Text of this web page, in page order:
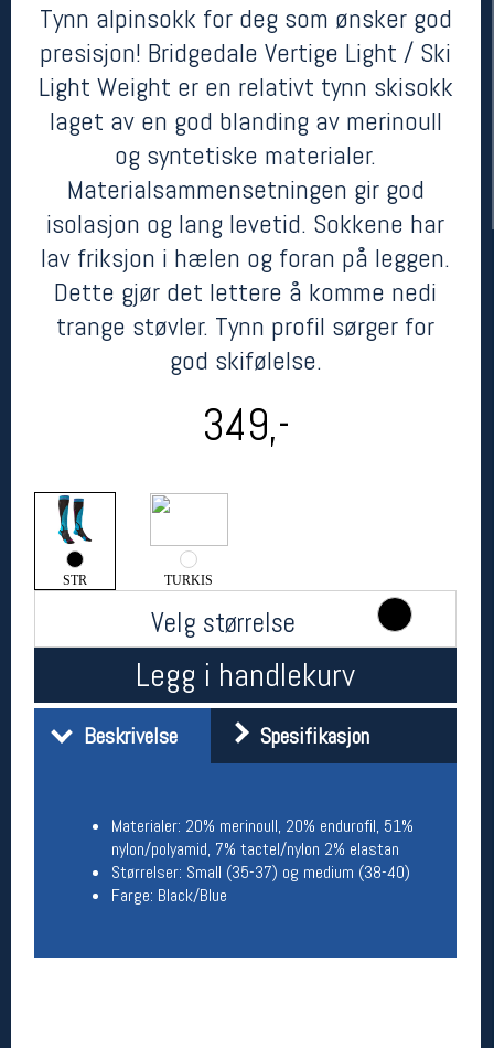
Tynn alpinsokk for deg som ønsker god
presisjon! Bridgedale Vertige Light / Ski
Light Weight er en relativt tynn skisokk
laget av en god blanding av merinoull
og syntetiske materialer.
Materialsammensetningen gir god
isolasjon og lang levetid. Sokkene har
lav friksjon i hælen og foran på leggen.
Dette gjør det lettere å komme nedi
trange støvler. Tynn profil sørger for
god skifølelse.
349,-
STR TURKIS
Velg størrelse
Legg i handlekurv
Beskrivelse Spesifikasjon
Materialer: 20% merinoull, 20% endurofil, 51%
nylon/polyamid, 7% tactel/nylon 2% elastan
Størrelser: Small (35-37) og medium (38-40)
Farge: Black/Blue
Her finner du oss
Vis i kart
Om oss
Kontakt oss
Åpningstider butikk
Man-Fredag:
11-18
11-16
Team Oslo Sportslager
Medlemstilbud og aktiviteter
MELD DEG INN GRATIS